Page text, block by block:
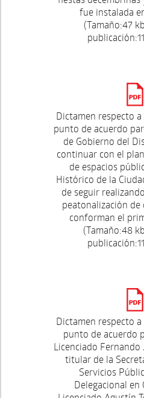
fue instalada
(Tamaño:47
Dictamen respecto
punto de acuerdo
de Gobierno del
continuar con el
de espacios
Histórico de la
de seguir
peatonalización de
conforman el
(Tamaño:48
Dictamen respecto
punto de acuerdo
Licenciado Fernando
titular de la
Servicios
Delegacional en